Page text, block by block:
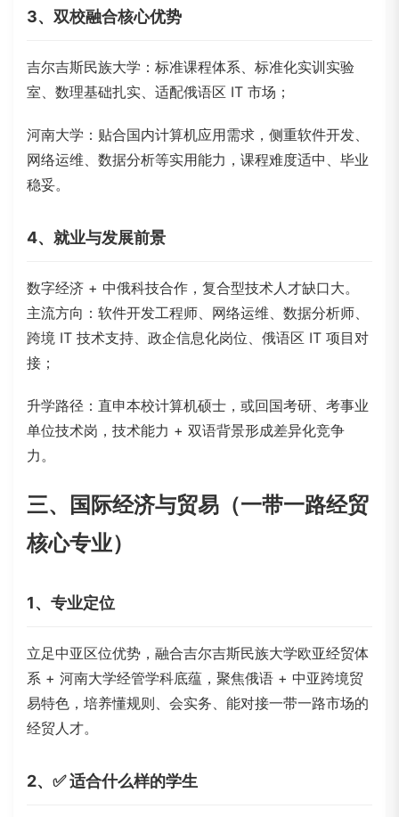
3、双校融合核心优势
吉尔吉斯民族大学 ：标准课程体系、标准化实训实验
室、数理基础扎实、适配俄语区 IT 市场；
河南大学：贴合国内计算机应用需求，侧重软件开发、
网络运维、数据分析等实用能力，课程难度适中、毕业
稳妥。
4、就业与发展前景
数字经济 + 中俄科技合作，复合型技术人才缺口大。
主流方向：软件开发工程师、网络运维、数据分析师、
跨境 IT 技术支持、政企信息化岗位、俄语区 IT 项目对
接；
升学路径：直申本校计算机硕士，或回国考研、考事业
单位技术岗，技术能力 + 双语背景形成差异化竞争
力。
三、国际经济与贸易（一带一路经贸
核心专业）
1、专业定位
立足中亚区位优势，融合吉尔吉斯民族大学欧亚经贸体
系 + 河南大学经管学科底蕴，聚焦俄语 + 中亚跨境贸
易特色，培养懂规则、会实务、能对接一带一路市场的
经贸人才。
2、✅ 适合什么样的学生